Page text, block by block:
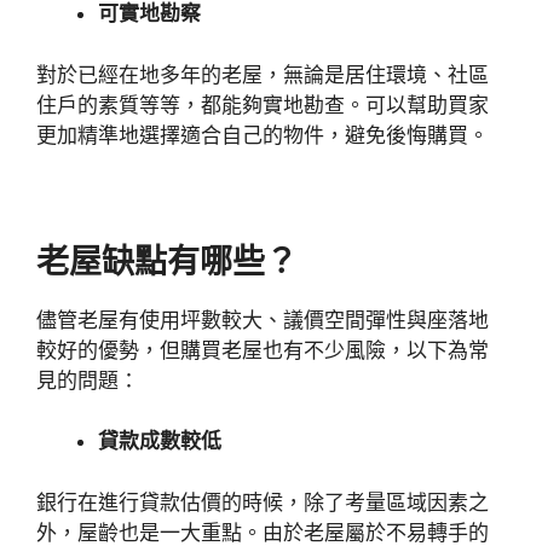
可實地勘察
對於已經在地多年的老屋，無論是居住環境、社區
住戶的素質等等，都能夠實地勘查。可以幫助買家
更加精準地選擇適合自己的物件，避免後悔購買。
老屋缺點有哪些？
儘管老屋有使用坪數較大、議價空間彈性與座落地
較好的優勢，但購買老屋也有不少風險，以下為常
見的問題：
貸款成數較低
銀行在進行貸款估價的時候，除了考量區域因素之
外，屋齡也是一大重點。由於老屋屬於不易轉手的